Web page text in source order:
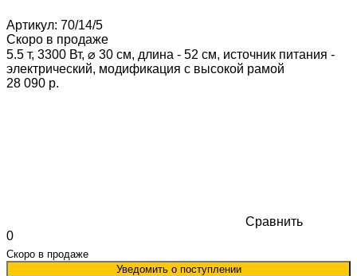
Артикул: 70/14/5
Скоро в продаже
5.5 т, 3300 Вт, ⌀ 30 см, длина - 52 см, источник питания -
электрический, модификация с высокой рамой
28 090 p.
Сравнить
0
Скоро в продаже
Уведомить о поступлении